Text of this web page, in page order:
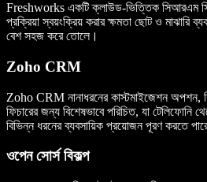
Freshworks একটি ক্লাউড-ভিত্তিক সিআরএম
প্রক্রিয়া স্বয়ংক্রিয় করার ক্ষমতা ছোট ও মাঝারি
বেশ সহজ করে তোলে।
Zoho CRM
Zoho CRM নানাধরনের কাস্টমাইজেশন অপশন,
ফিচারের জন্য বিশেষভাবে পরিচিত, যা টেলিফোনি
বিভিন্ন ধরনের ব্যবসায়িক প্রয়োজন পূরণ করতে
ওপেন সোর্স বিকল্প